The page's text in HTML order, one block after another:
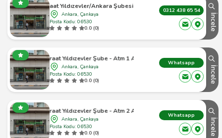
Ziraat Yıldızevler/Ankara Şubesi Atm
Ankara, Çankaya
Posta Kodu: 06530
0.0 (0)
0312 438 65 54
İncele
Ziraat Yıldızevler Şube - Atm 1 Atm
Ankara, Çankaya
Posta Kodu: 06530
0.0 (0)
Whatsapp
İncele
Ziraat Yıldızevler Şube - Atm 2 Atm
Ankara, Çankaya
Posta Kodu: 06530
0.0 (0)
Whatsapp
İncele